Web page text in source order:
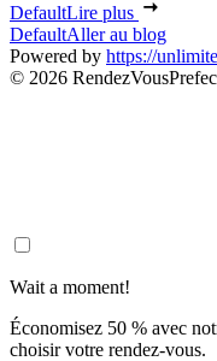
DefaultLire plus
DefaultAller au blog
Powered by https://
© 2026
Wait a moment!
Économisez 50 % avec
choisir votre rendez-vous.